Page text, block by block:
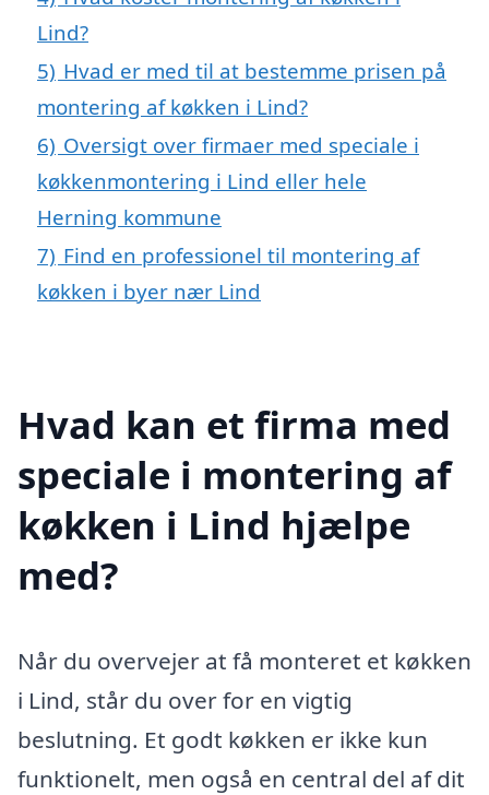
Lind?
5) Hvad er med til at bestemme prisen på
montering af køkken i Lind?
6) Oversigt over firmaer med speciale i
køkkenmontering i Lind eller hele
Herning kommune
7) Find en professionel til montering af
køkken i byer nær Lind
Hvad kan et firma med
speciale i montering af
køkken i Lind hjælpe
med?
Når du overvejer at få monteret et køkken
i Lind, står du over for en vigtig
beslutning. Et godt køkken er ikke kun
funktionelt, men også en central del af dit